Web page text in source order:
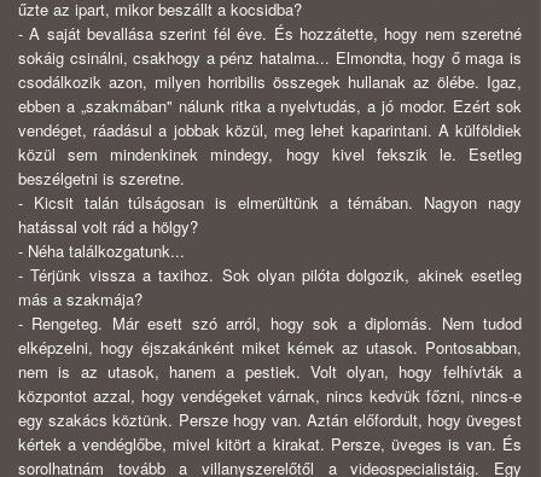
űzte az ipart, mikor beszállt a kocsidba?
- A saját bevallása szerint fél éve. És hozzátette, hogy nem szeretné
sokáig csinálni, csakhogy a pénz hatalma... Elmondta, hogy ő maga is
csodálkozik azon, milyen horribilis összegek hullanak az ölébe. Igaz,
ebben a „szakmában" nálunk ritka a nyelvtudás, a jó modor. Ezért sok
vendéget, ráadásul a jobbak közül, meg lehet kaparintani. A külföldiek
közül sem mindenkinek mindegy, hogy kivel fekszik le. Esetleg
beszélgetni is szeretne.
- Kicsit talán túlságosan is elmerültünk a témában. Nagyon nagy
hatással volt rád a hölgy?
- Néha találkozgatunk...
- Térjünk vissza a taxihoz. Sok olyan pilóta dolgozik, akinek esetleg
más a szakmája?
- Rengeteg. Már esett szó arról, hogy sok a diplomás. Nem tudod
elképzelni, hogy éjszakánként miket kémek az utasok. Pontosabban,
nem is az utasok, hanem a pestiek. Volt olyan, hogy felhívták a
központot azzal, hogy vendégeket várnak, nincs kedvük főzni, nincs-e
egy szakács köztünk. Persze hogy van. Aztán előfordult, hogy üvegest
kértek a vendéglőbe, mivel kitört a kirakat. Persze, üveges is van. És
sorolhatnám tovább a villanyszerelőtől a videospecialistáig. Egy